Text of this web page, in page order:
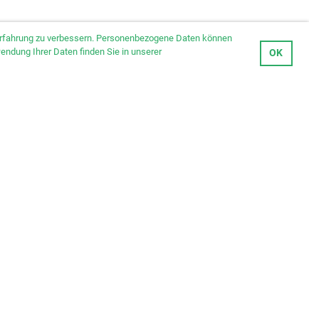
zu verbessern. Personenbezogene Daten können
Ihrer Daten finden Sie in unserer
OK